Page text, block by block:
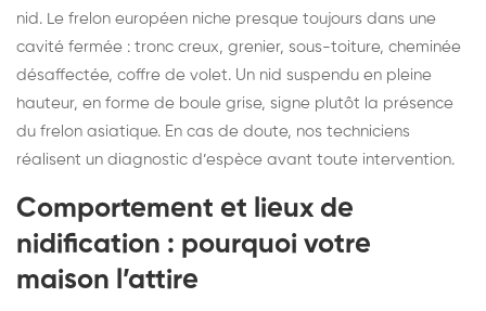
nid. Le frelon européen niche presque toujours dans une
cavité fermée : tronc creux, grenier, sous-toiture, cheminée
désaffectée, coffre de volet. Un nid suspendu en pleine
hauteur, en forme de boule grise, signe plutôt la présence
du frelon asiatique. En cas de doute, nos techniciens
réalisent un diagnostic d’espèce avant toute intervention.
Comportement et lieux de
nidification : pourquoi votre
maison l’attire